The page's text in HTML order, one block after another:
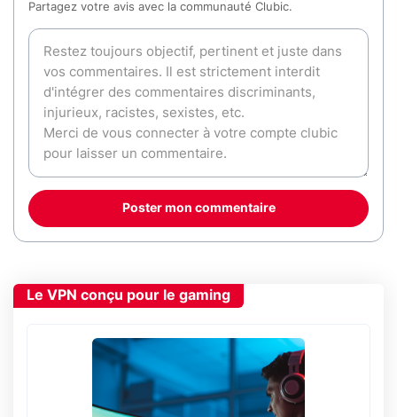
Partagez votre avis avec la communauté Clubic.
Poster mon commentaire
Le VPN conçu pour le gaming